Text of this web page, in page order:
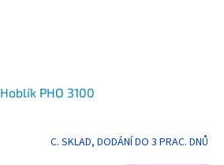
Hoblík PHO 3100
C. SKLAD, DODÁNÍ DO 3 PRAC. DNŮ